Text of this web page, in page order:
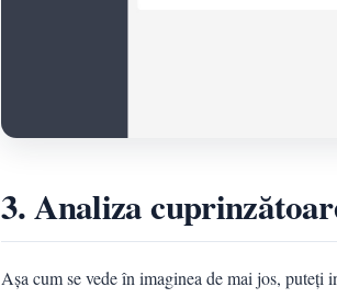
3. Analiza
Așa cum se vede în imaginea de mai jos,